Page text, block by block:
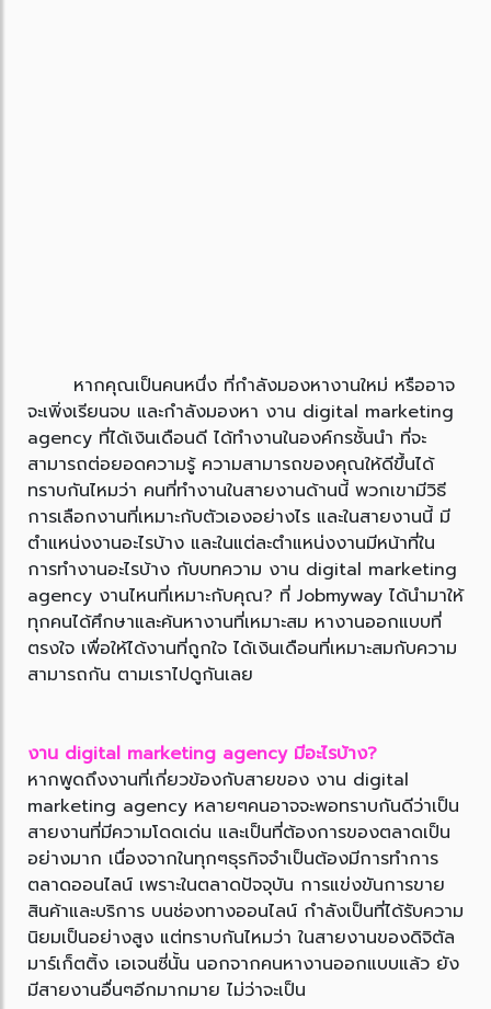
หากคุณเป็นคนหนึ่ง ที่กำลังมองหางานใหม่ หรืออาจ
จะเพิ่งเรียนจบ และกำลังมองหา งาน digital marketing
agency ที่ได้เงินเดือนดี ได้ทำงานในองค์กรชั้นนำ ที่จะ
สามารถต่อยอดความรู้ ความสามารถของคุณให้ดีขึ้นได้
ทราบกันไหมว่า คนที่ทำงานในสายงานด้านนี้ พวกเขามีวิธี
การเลือกงานที่เหมาะกับตัวเองอย่างไร และในสายงานนี้ มี
ตำแหน่งงานอะไรบ้าง และในแต่ละตำแหน่งงานมีหน้าที่ใน
การทำงานอะไรบ้าง กับบทความ งาน digital marketing
agency งานไหนที่เหมาะกับคุณ? ที่ Jobmyway ได้นำมาให้
ทุกคนได้ศึกษาและค้นหางานที่เหมาะสม หางานออกแบบที่
ตรงใจ เพื่อให้ได้งานที่ถูกใจ ได้เงินเดือนที่เหมาะสมกับความ
สามารถกัน ตามเราไปดูกันเลย
งาน digital marketing agency มีอะไรบ้าง?
หากพูดถึงงานที่เกี่ยวข้องกับสายของ งาน digital
marketing agency หลายๆคนอาจจะพอทราบกันดีว่าเป็น
สายงานที่มีความโดดเด่น และเป็นที่ต้องการของตลาดเป็น
อย่างมาก เนื่องจากในทุกๆธุรกิจจำเป็นต้องมีการทำการ
ตลาดออนไลน์ เพราะในตลาดปัจจุบัน การแข่งขันการขาย
สินค้าและบริการ บนช่องทางออนไลน์ กำลังเป็นที่ได้รับความ
นิยมเป็นอย่างสูง แต่ทราบกันไหมว่า ในสายงานของดิจิตัล
มาร์เก็ตติ้ง เอเจนซี่นั้น นอกจากคนหางานออกแบบแล้ว ยัง
มีสายงานอื่นๆอีกมากมาย ไม่ว่าจะเป็น